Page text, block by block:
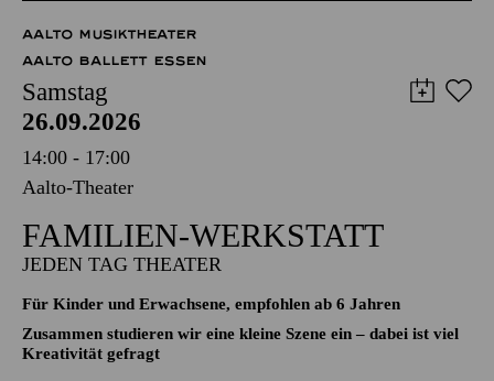
AALTO MUSIKTHEATER
AALTO BALLETT ESSEN
Samstag
26.09.2026
14:00 - 17:00
Aalto-Theater
FAMILIEN-WERKSTATT
JEDEN TAG THEATER
Für Kinder und Erwachsene, empfohlen ab 6 Jahren
Zusammen studieren wir eine kleine Szene ein – dabei ist viel
Kreativität gefragt